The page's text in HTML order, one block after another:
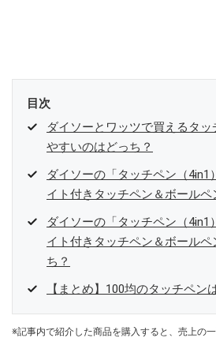
目次
ダイソーとワッツで買えるタ
やすいのはどっち？
ダイソーの「タッチペン（4in1
イト付きタッチペン＆ボールペ
ダイソーの「タッチペン（4in1
イト付きタッチペン＆ボールペ
ち？
【まとめ】100均のタッチペン
※記事内で紹介した商品を購入すると、売上の